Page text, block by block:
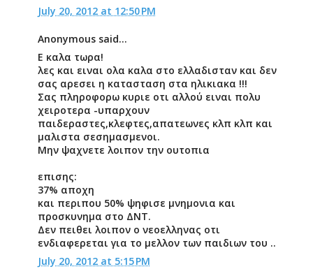
July 20, 2012 at 12:50 PM
Anonymous said...
Ε καλα τωρα!
λες και ειναι ολα καλα στο ελλαδισταν και δεν
σας αρεσει η κατασταση στα ηλικιακα !!!
Σας πληροφορω κυριε οτι αλλού ειναι πολυ
χειροτερα -υπαρχουν
παιδεραστες,κλεφτες,απατεωνες κλπ κλπ και
μαλιστα σεσημασμενοι.
Μην ψαχνετε λοιπον την ουτοπια
επισης:
37% αποχη
και περιπου 50% ψηφισε μνημονια και
προσκυνημα στο ΔΝΤ.
Δεν πειθει λοιπον ο νεοελληνας οτι
ενδιαφερεται για το μελλον των παιδιων του ..
July 20, 2012 at 5:15 PM